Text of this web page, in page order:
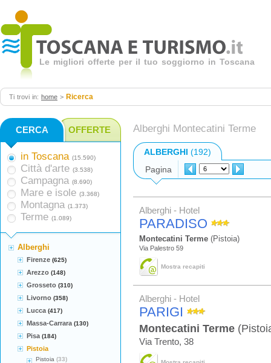
Le migliori offerte per il tuo soggiorno in Toscana
Ti trovi in: home > Ricerca
Alberghi Montecatini Terme
ALBERGHI (192)
Pagina
Alberghi - Hotel
PARADISO
Montecatini Terme (Pistoia)
Via Palestro 59
Mostra recapiti
Alberghi - Hotel
PARIGI
Montecatini Terme
Via Trento, 38
CERCA OFFERTE
in Toscana (15.590)
Città d'arte (3.538)
Campagna (8.690)
Mare e isole (3.368)
Montagna (1.373)
Terme (1.089)
Alberghi
Firenze (625)
Arezzo (148)
Grosseto (310)
Livorno (358)
Lucca (417)
Massa-Carrara (130)
Pisa (184)
Pistoia
Pistoia (33)